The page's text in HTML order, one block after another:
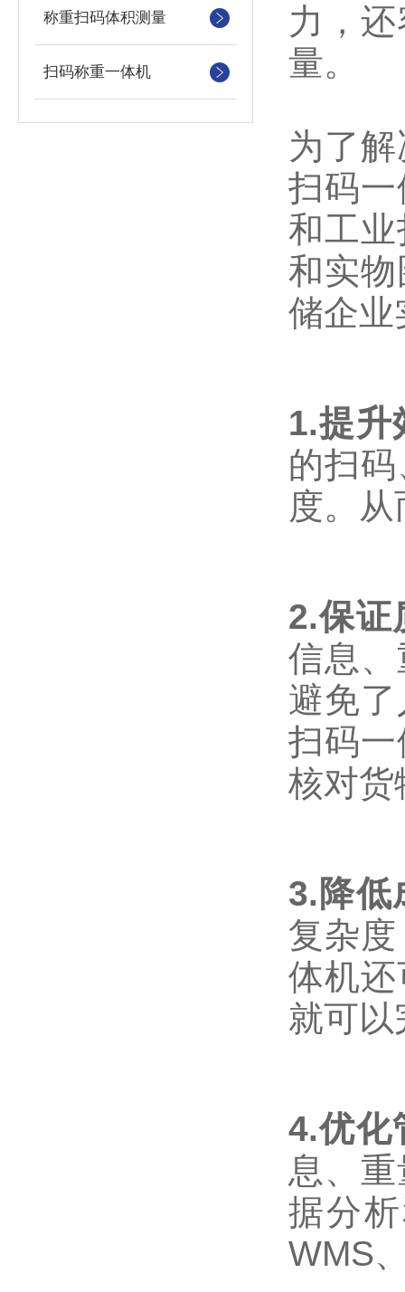
称重扫码体积测量
扫码称重一体机
力，
量。
为了
扫码
和工
和实
储企业
1.提升
的扫
度。
2.保证
信息
避免
扫码
核对货
3.降低
复杂
体机
就可以
4.优化
息、
据分
WMS